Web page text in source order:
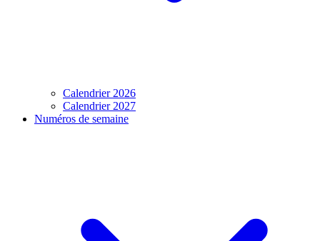
Calendrier 2026
Calendrier 2027
Numéros de semaine